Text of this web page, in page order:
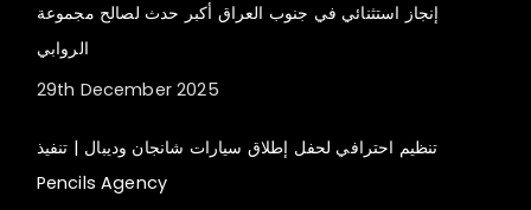
إنجاز استثنائي في جنوب العراق أكبر حدث لصالح مجموعة
الروابي
29th December 2025
تنظيم احترافي لحفل إطلاق سيارات شانجان وديبال | تنفيذ
Pencils Agency